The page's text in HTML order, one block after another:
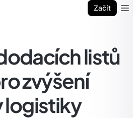
Začít
listů
zvýšení